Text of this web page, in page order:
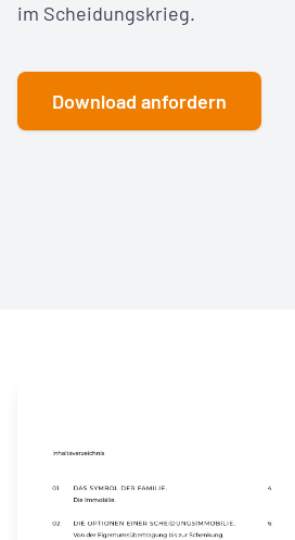
im Scheidungskrieg.
Download anfordern